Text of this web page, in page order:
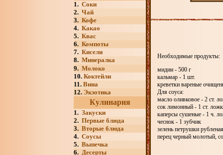
1. Соки
2. Чай
3. Кофе
4. Какао
5. Квас
6. Компоты
7. Кисели
8. Минералка
9. Молоко
10. Коктейли
11. Вина
12. Экзотика
Кулинария
1. Закуски
2. Первые блюда
3. Вторые блюда
4. Соусы
5. Выпечка
6. Десерты
Необходимые продукты:
мидии - 500 г
кальмар - 1 шт.
креветки вареные
Для соуса:
масло оливковое - 2 ст.
сок лимонный - 1 ст.
каперсы сушеные - 1 ч.
чеснок - 1 зубчик
зелень петрушки
перец черный молотый,